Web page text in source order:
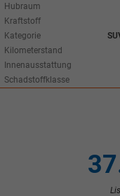
Hubraum
Kraftstoff
Kategorie
Kilometerstand
Innenausstattung
Schadstoffklasse